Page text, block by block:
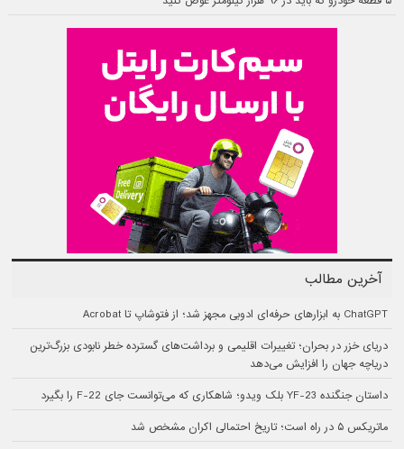
آخرین مطالب
ChatGPT به ابزارهای حرفه‌ای ادوبی مجهز شد؛ از فتوشاپ تا Acrobat
دریای خزر در بحران؛ تغییرات اقلیمی و برداشت‌های گسترده خطر نابودی بزرگ‌ترین
دریاچه جهان را افزایش می‌دهد
داستان جنگنده YF-23 بلک ویدو؛ شاهکاری که می‌توانست جای F-22 را بگیرد
ماتریکس ۵ در راه است؛ تاریخ احتمالی اکران مشخص شد